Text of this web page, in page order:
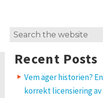
Search
Recent Posts
Vem äger historien?
korrekt licensiering